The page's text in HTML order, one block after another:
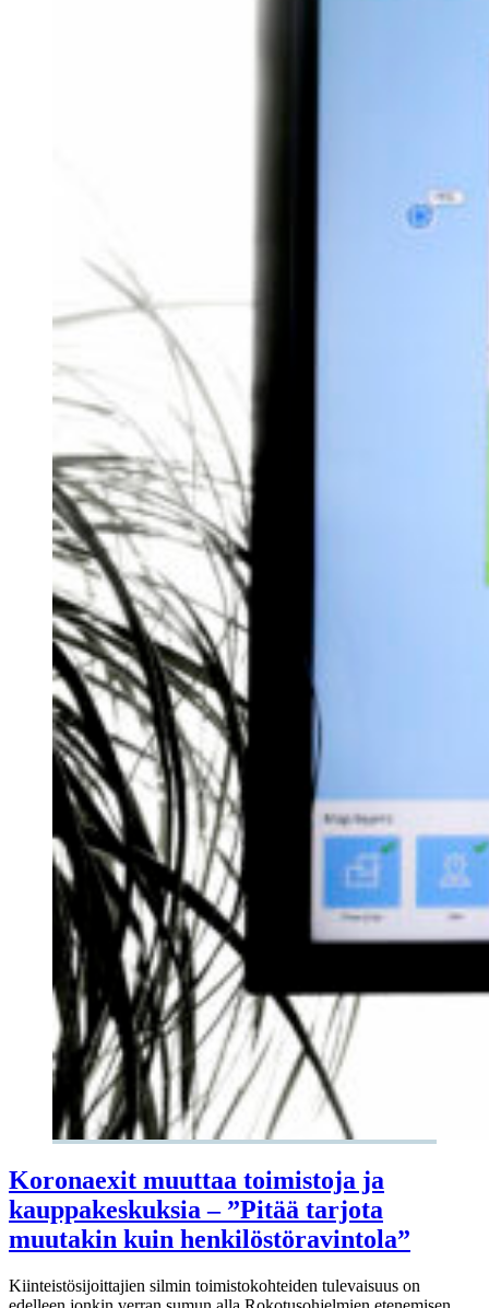
Koronaexit muuttaa toimistoja ja
kauppakeskuksia – ”Pitää tarjota
muutakin kuin henkilöstöravintola”
Kiinteistösijoittajien silmin toimistokohteiden tulevaisuus on